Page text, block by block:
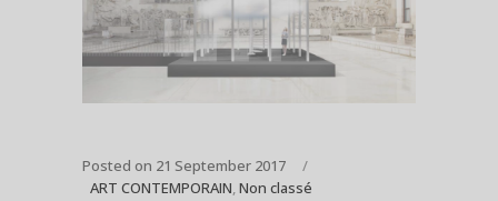
Posted on 21 September 2017
ART CONTEMPORAIN Non classé